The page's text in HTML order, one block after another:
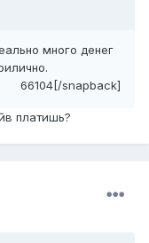
много денег
66104[/snapback]
платишь?